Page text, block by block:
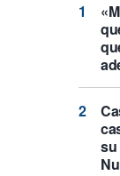
su